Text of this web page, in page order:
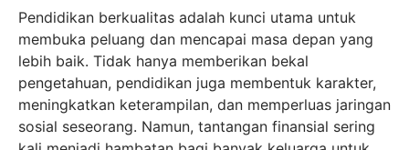
Pendidikan berkualitas adalah kunci utama untuk
membuka peluang dan mencapai masa depan yang
lebih baik. Tidak hanya memberikan bekal
pengetahuan, pendidikan juga membentuk karakter,
meningkatkan keterampilan, dan memperluas jaringan
sosial seseorang. Namun, tantangan finansial sering